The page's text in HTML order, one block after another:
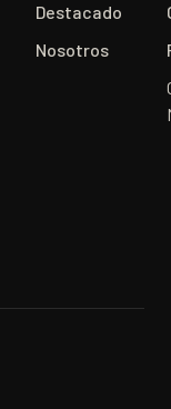
Destacado
Nosotros